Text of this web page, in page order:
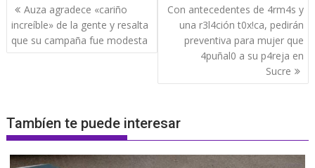
Navegación
de
entradas
Auza agradece «cariño
increíble» de la gente y resalta
que su campaña fue modesta
Con antecedentes de 4rm4s y
una r3l4ción t0x!ca, pedirán
preventiva para mujer que
4puñal0 a su p4reja en
Sucre
Tambíen te puede interesar